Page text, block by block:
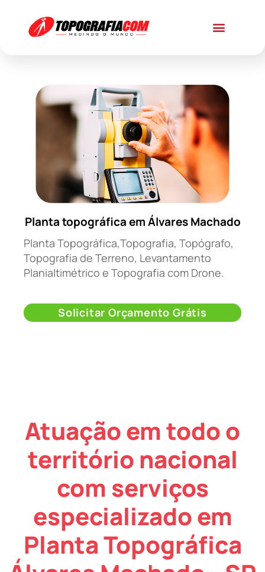
Planta topográfica em Álvares Machado
Planta Topográfica,Topografia, Topógrafo,
Topografia de Terreno, Levantamento
Planialtimétrico e Topografia com Drone.
Solicitar Orçamento Grátis
Atuação em todo o
território nacional
com serviços
especializado em
Planta Topográfica